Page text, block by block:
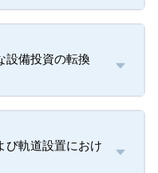
設備投資の転換
び軌道設置におけ